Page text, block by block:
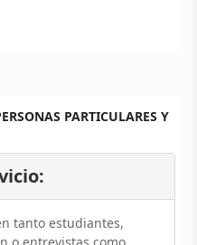
PARTICULARES Y
tanto estudiantes,